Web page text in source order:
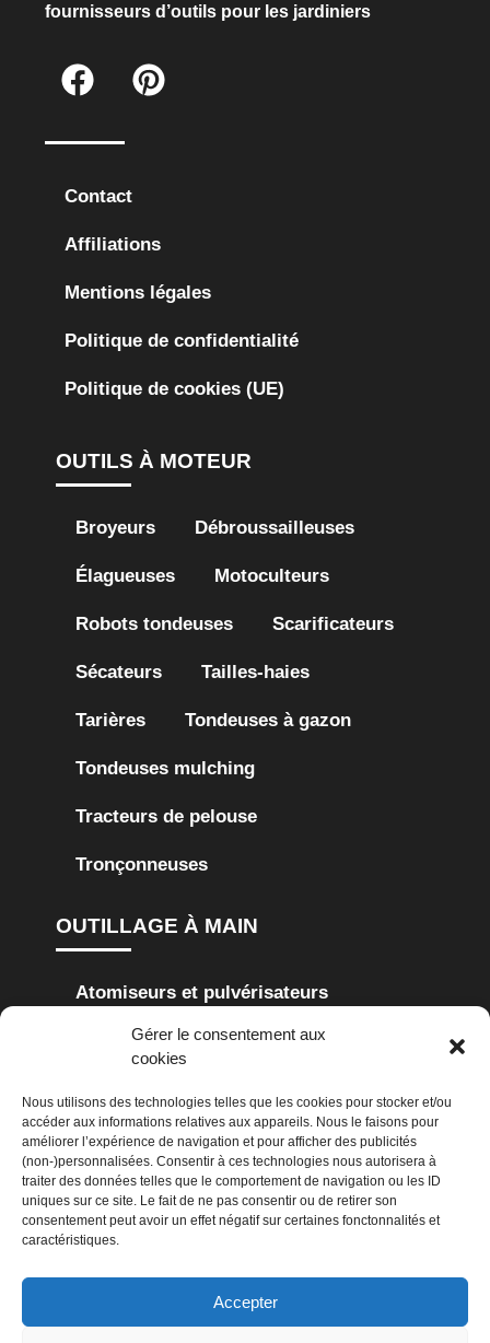
Gérer le consentement aux
cookies
Nous utilisons des technologies telles que les cookies pour stocker et/ou
accéder aux informations relatives aux appareils. Nous le faisons pour
améliorer l’expérience de navigation et pour afficher des publicités
(non-)personnalisées. Consentir à ces technologies nous autorisera à
traiter des données telles que le comportement de navigation ou les ID
uniques sur ce site. Le fait de ne pas consentir ou de retirer son
consentement peut avoir un effet négatif sur certaines fonctonnalités et
caractéristiques.
Accepter
fournisseurs d’outils pour les jardiniers
Contact
Affiliations
Mentions légales
Politique de confidentialité
Politique de cookies (UE)
OUTILS À MOTEUR
Broyeurs Débroussailleuses
Élagueuses Motoculteurs
Robots tondeuses Scarificateurs
Sécateurs Tailles-haies
Tarières Tondeuses à gazon
Tondeuses mulching
Tracteurs de pelouse
Tronçonneuses
OUTILLAGE À MAIN
Atomiseurs et pulvérisateurs
Cisailles à haie Cisailles à gazon
Secoueurs
NETTOYAGE
Nettoyeurs haute-pression